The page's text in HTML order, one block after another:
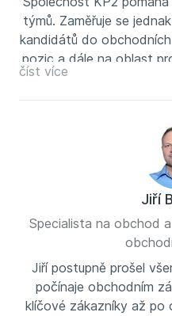
týmů. Zaměřuje se
kandidátů do
pozic a dále na oblast
číst více
Jiří
Specialista na obchod
Jiří postupně prošel
počínaje obchodním
klíčové zákazníky až po